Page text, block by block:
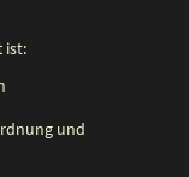
ist:
und